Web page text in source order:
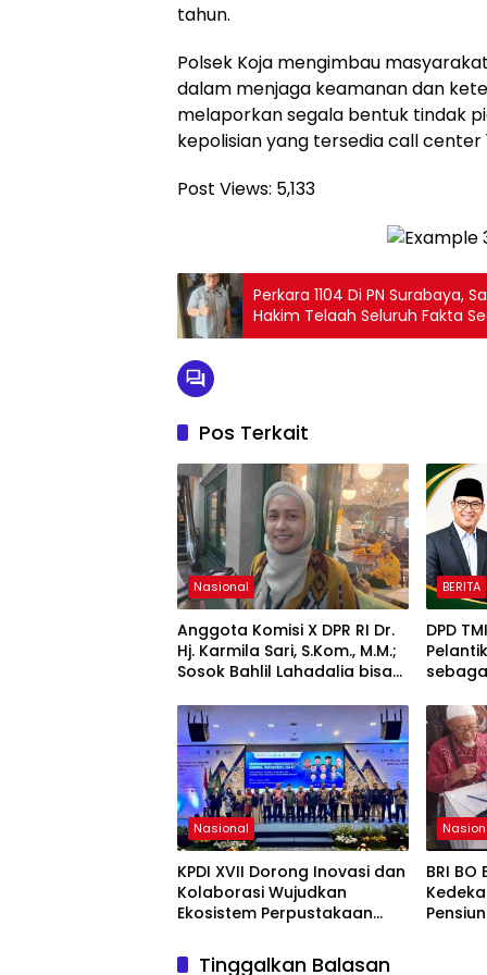
tahun.
Polsek Koja mengimbau
dalam menjaga keamanan dan
melaporkan segala bentuk tindak
kepolisian yang tersedia call center
Post Views: 5,133
Perkara 1104 Di PN Surabaya,
Hakim Telaah Seluruh Fakta
Berkeadilan
Pos Terkait
Nasional
Anggota Komisi X DPR RI Dr.
Hj. Karmila Sari, S.Kom., M.M.;
Sosok Bahlil Lahadalia bisa
bagi Generasi Muda, Pelaku
Usaha, Pemerintah, maupun
Pemangku Kepentingan
lainnya untuk bersama-
sama Memberikan Kontribusi
bagi Pembangunan
Nasional.
BERITA
DPD
Nasional
KPDI XVII Dorong Inovasi dan
Kolaborasi Wujudkan
Ekosistem Perpustakaan
BRI
Tinggalkan Balasan